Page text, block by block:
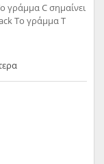
γράμμα C σημαίνει
Το γράμμα T